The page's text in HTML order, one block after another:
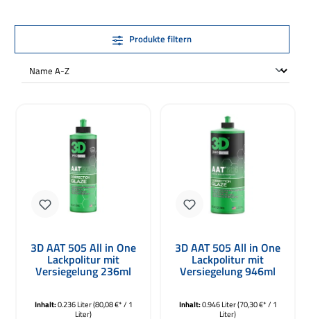
Produkte filtern
3D AAT 505 All in One
Lackpolitur mit
Versiegelung 236ml
Inhalt:0.236 Liter(80,08 €* / 1
Liter)
3D AAT 505 All in One
Lackpolitur mit
Versiegelung 946ml
Inhalt:0.946 Liter(70,30 €* / 1
Liter)